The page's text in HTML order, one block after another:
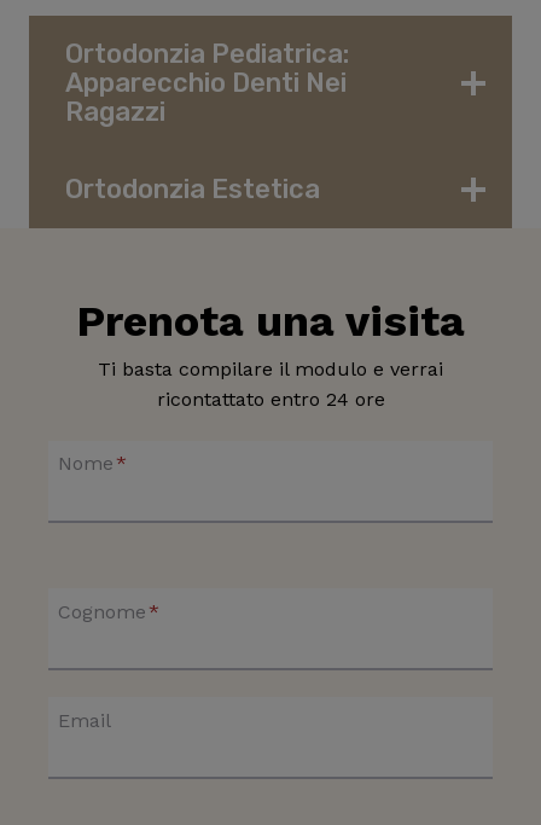
Ortodonzia Pediatrica:
Apparecchio Denti Nei
Ragazzi
Ortodonzia Estetica
Prenota una visita
Ti basta compilare il modulo e verrai
ricontattato entro 24 ore
Nome *
Cognome *
Email